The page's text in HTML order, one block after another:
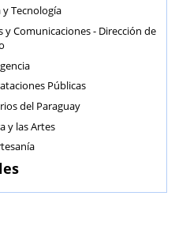
y Tecnología
Comunicaciones - Dirección de
Públicas
del Paraguay
y las Artes